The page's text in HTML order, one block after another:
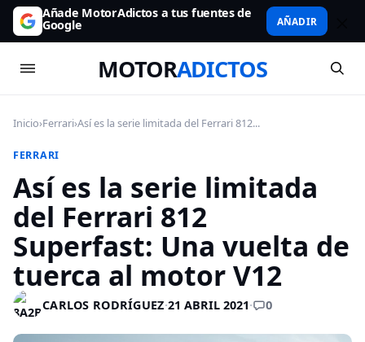
Añade MotorAdictos a tus fuentes de
Google AÑADIR
MOTORADICTOS
Inicio›Ferrari›Así es la serie limitada del Ferrari 812...
FERRARI
Así es la serie limitada
del Ferrari 812
Superfast: Una vuelta de
tuerca al motor V12
CARLOS RODRÍGUEZ·21 ABRIL 2021· 0